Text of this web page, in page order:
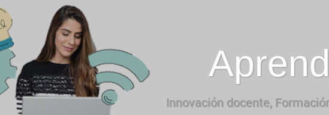
Innovación docente,